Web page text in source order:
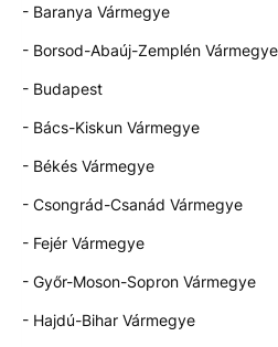
- Baranya Vármegye
- Borsod-Abaúj-Zemplén Vármegye
- Budapest
- Bács-Kiskun Vármegye
- Békés Vármegye
- Csongrád-Csanád Vármegye
- Fejér Vármegye
- Győr-Moson-Sopron Vármegye
- Hajdú-Bihar Vármegye